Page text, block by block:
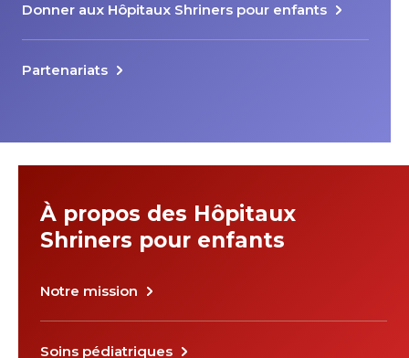
Donner aux Hôpitaux Shriners pour enfants
Partenariats
À propos des Hôpitaux
Shriners pour enfants
Notre mission
Soins pédiatriques